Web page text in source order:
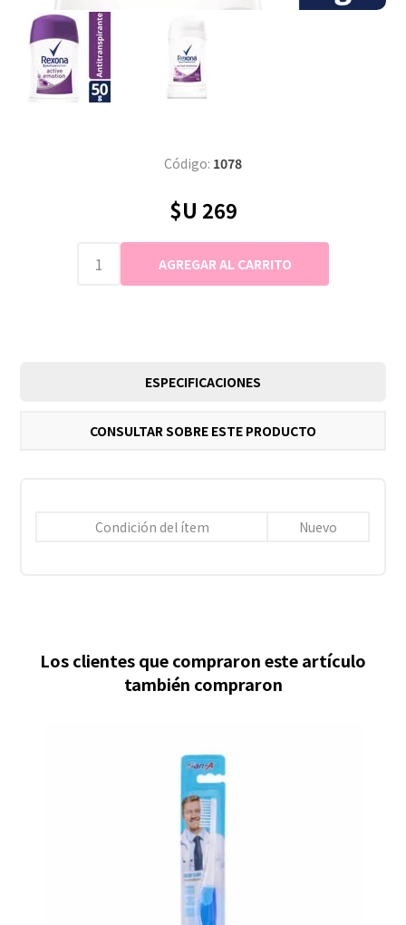
Código: 1078
$U 269
ESPECIFICACIONES
CONSULTAR SOBRE ESTE PRODUCTO
Condición del ítem Nuevo
Los clientes que compraron este artículo
también compraron